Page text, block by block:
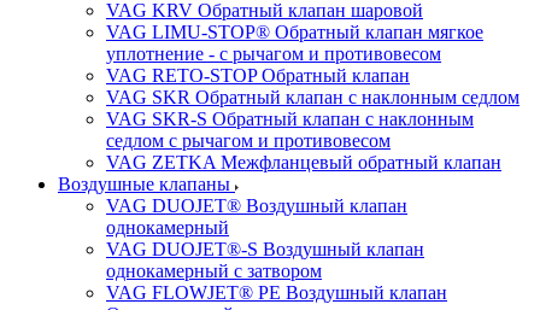
VAG KRV Обратный клапан шаровой
VAG LIMU-STOP® Обратный клапан мягкое
уплотнение - с рычагом и противовесом
VAG RETO-STOP Обратный клапан
VAG SKR Обратный клапан с наклонным седлом
VAG SKR-S Обратный клапан с наклонным
седлом с рычагом и противовесом
VAG ZETKA Межфланцевый обратный клапан
Воздушные клапаны
VAG DUOJET® Воздушный клапан
однокамерный
VAG DUOJET®-S Воздушный клапан
однокамерный с затвором
VAG FLOWJET® PE Воздушный клапан